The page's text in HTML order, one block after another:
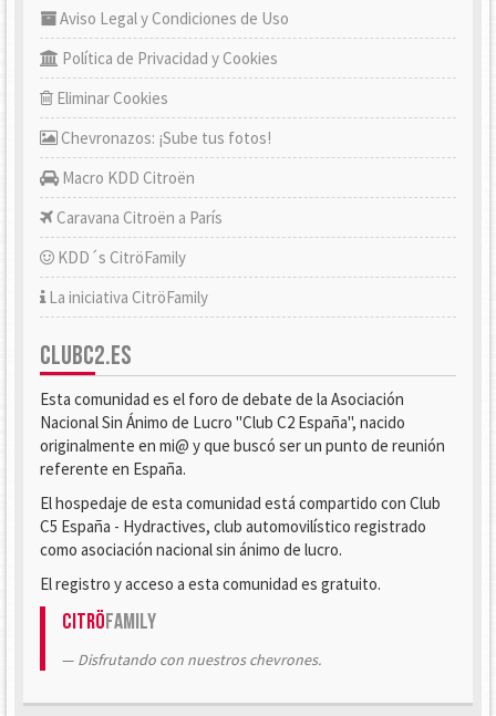
Aviso Legal y Condiciones de Uso
Política de Privacidad y Cookies
Eliminar Cookies
Chevronazos: ¡Sube tus fotos!
Macro KDD Citroën
Caravana Citroën a París
KDD´s CitröFamily
La iniciativa CitröFamily
CLUBC2.ES
Esta comunidad es el foro de debate de la Asociación
Nacional Sin Ánimo de Lucro "Club C2 España", nacido
originalmente en mi@ y que buscó ser un punto de reunión
referente en España.
El hospedaje de esta comunidad está compartido con Club
C5 España - Hydractives, club automovilístico registrado
como asociación nacional sin ánimo de lucro.
El registro y acceso a esta comunidad es gratuito.
CitröFamily
Disfrutando con nuestros chevrones.